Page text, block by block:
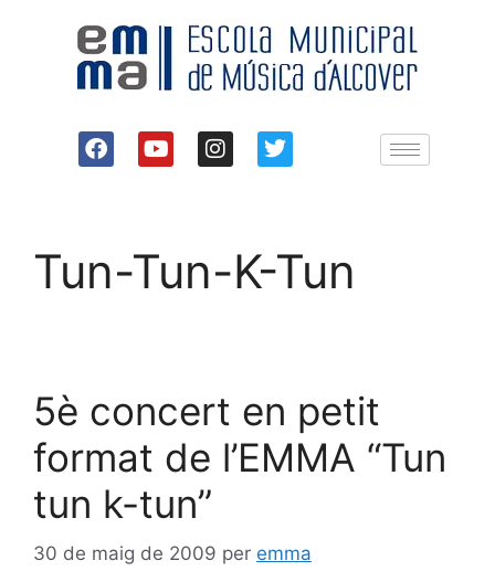
Tun-Tun-K-Tun
5è concert en petit
format de l’EMMA “Tun
tun k-tun”
30 de maig de 2009 per emma